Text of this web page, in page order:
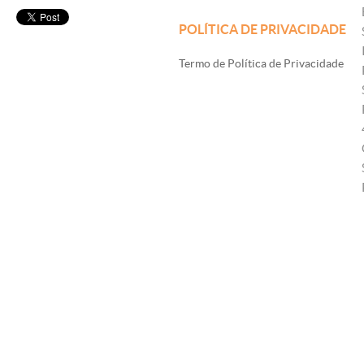
POLÍTICA DE PRIVACIDADE
Termo de Política de Privacidade